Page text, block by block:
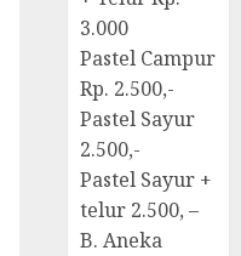
3.000
Pastel Campur
Rp. 2.500,-
Pastel Sayur
2.500,-
Pastel Sayur +
telur 2.500, –
B. Aneka